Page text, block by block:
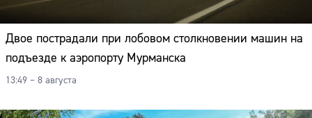
Двое пострадали при лобовом столкновении машин на
подъезде к аэропорту Мурманска
13:49 – 8 августа